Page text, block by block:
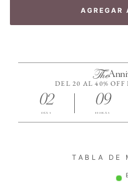
AGREGAR
The
DEL 20 AL 40%
02
DÍAS
09
HORAS
TABLA DE